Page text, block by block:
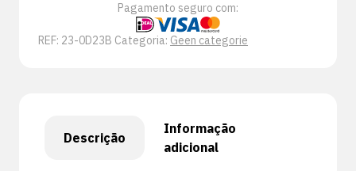
Pagamento seguro com:
REF: 23-0D23B Categoria: Geen categorie
Descrição
Informação
adicional